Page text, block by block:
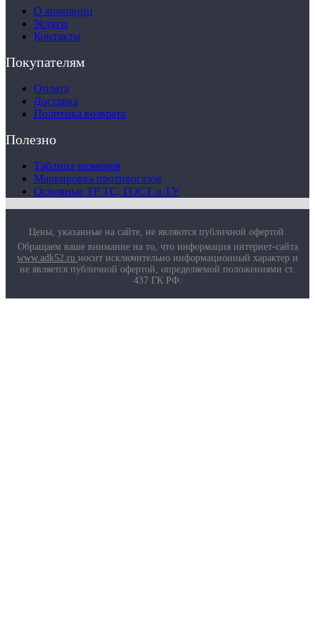
Контакты
О компании
Услуги
Контакты
Покупателям
Оплата
Доставка
Политика возврата
Полезно
Таблица размеров
Маркировка противогазов
Основные ТР ТС, ГОСТ и ТУ
Цены, указанные на сайте, не являются публичной офертой.
Обращаем ваше внимание на то, что информация интернет-сайта
www.adk52.ru носит исключительно информационный характер и
не является публичной офертой, определяемой положениями ст.
437 ГК РФ.